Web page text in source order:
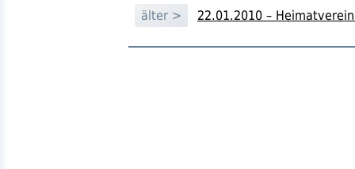
älter >
22.01.2010 –